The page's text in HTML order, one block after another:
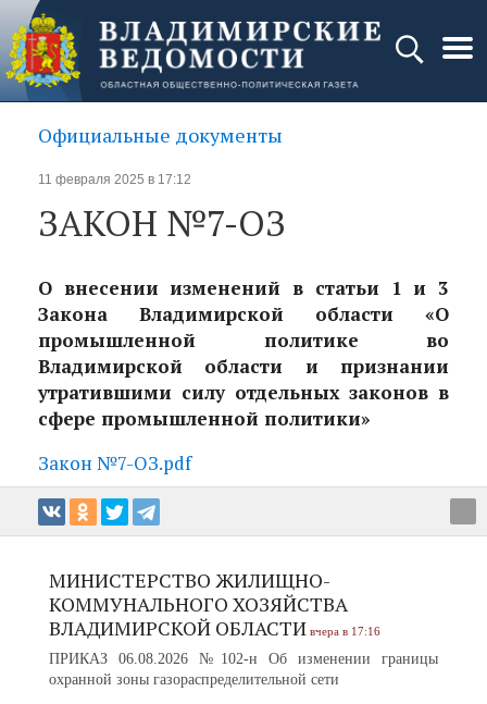
Официальные документы
11 февраля 2025 в 17:12
ЗАКОН №7-ОЗ
О внесении изменений в статьи 1 и 3
Закона Владимирской области «О
промышленной политике во
Владимирской области и признании
утратившими силу отдельных законов в
сфере промышленной политики»
Закон №7-ОЗ.pdf
МИНИСТЕРСТВО ЖИЛИЩНО-
КОММУНАЛЬНОГО ХОЗЯЙСТВА
ВЛАДИМИРСКОЙ ОБЛАСТИ вчера в 17:16
ПРИКАЗ 06.08.2026 №102-н Об изменении границы
охранной зоны газораспределительной сети